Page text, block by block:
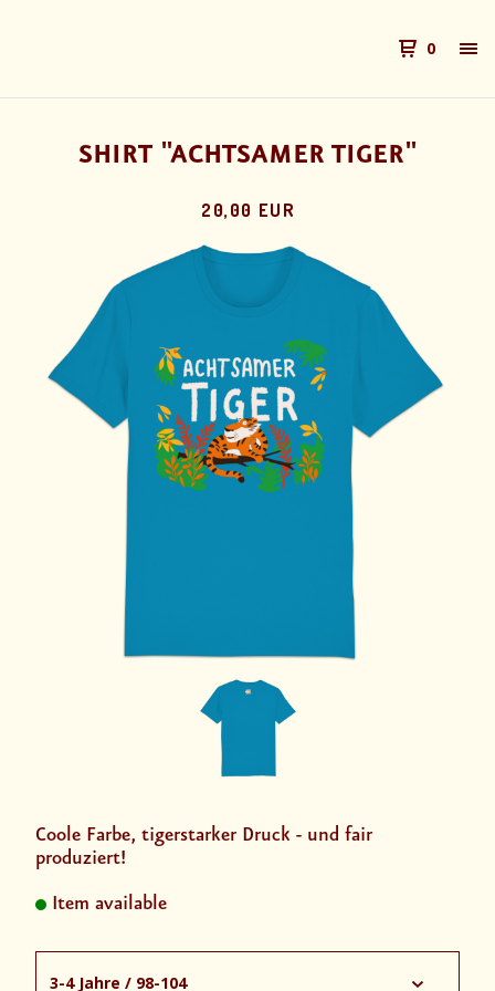
0
SHIRT "ACHTSAMER TIGER"
20,00 EUR
Coole Farbe, tigerstarker Druck - und fair
produziert!
Item available